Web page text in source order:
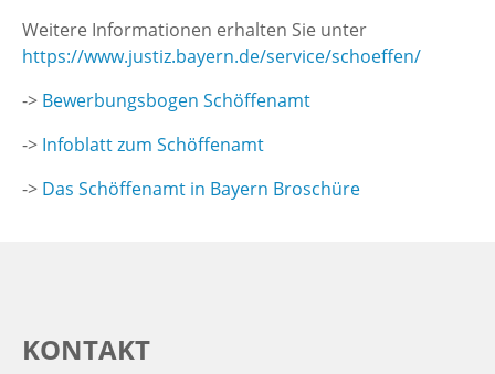
Weitere Informationen erhalten Sie unter
https://www.justiz.bayern.de/service/schoeffen/
-> Bewerbungsbogen Schöffenamt
-> Infoblatt zum Schöffenamt
-> Das Schöffenamt in Bayern Broschüre
KONTAKT